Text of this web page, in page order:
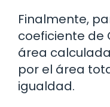
Finalmente,
coeficiente de
área
por el área
igualdad.